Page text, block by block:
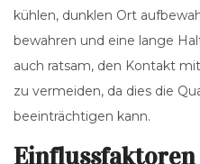
kühlen, dunklen Ort
bewahren und eine lange
auch ratsam, den Kontakt
zu vermeiden, da dies die
beeinträchtigen kann.